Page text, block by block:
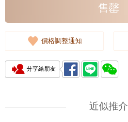
售罄
價格調整通知
分享給朋友
近似推介